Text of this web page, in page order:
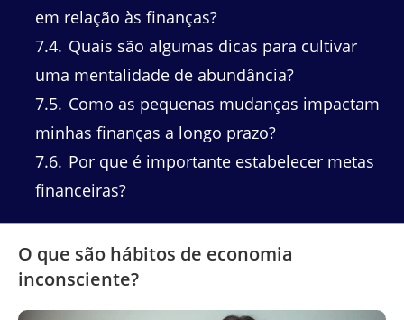
em relação às finanças?
7.4 Quais são algumas dicas para cultivar
uma mentalidade de abundância?
7.5 Como as pequenas mudanças impactam
minhas finanças a longo prazo?
7.6 Por que é importante estabelecer metas
financeiras?
O que são hábitos de economia
inconsciente?